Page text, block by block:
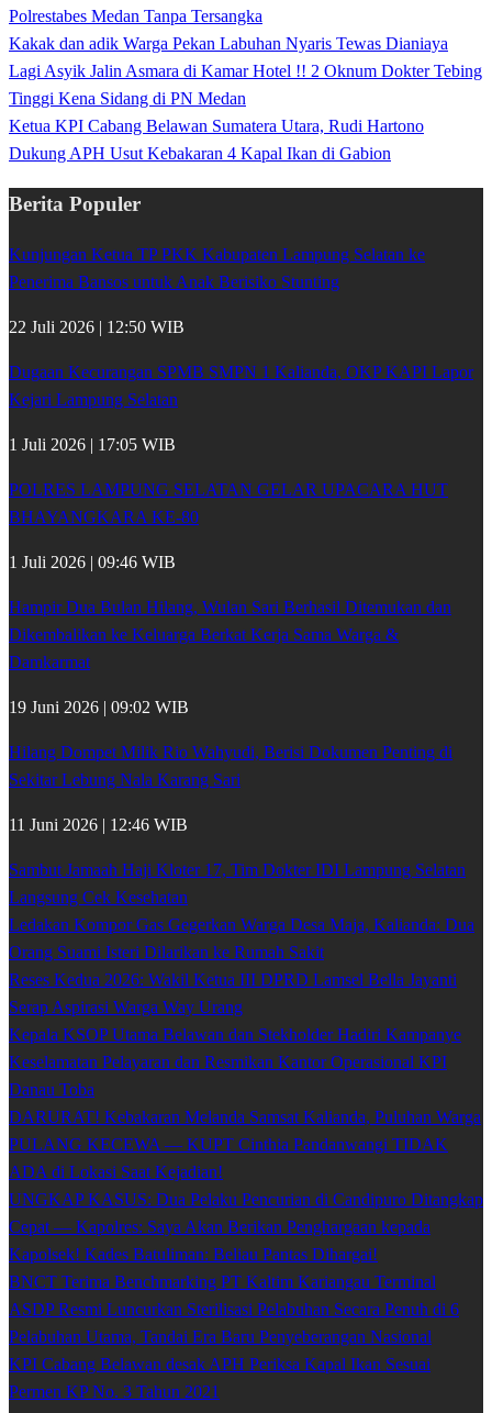
Polrestabes Medan Tanpa Tersangka
Kakak dan adik Warga Pekan Labuhan Nyaris Tewas Dianiaya
Lagi Asyik Jalin Asmara di Kamar Hotel !! 2 Oknum Dokter Tebing
Tinggi Kena Sidang di PN Medan
Ketua KPI Cabang Belawan Sumatera Utara, Rudi Hartono
Dukung APH Usut Kebakaran 4 Kapal Ikan di Gabion
Berita Populer
Kunjungan Ketua TP PKK Kabupaten Lampung Selatan ke
Penerima Bansos untuk Anak Berisiko Stunting
22 Juli 2026 | 12:50 WIB
Dugaan Kecurangan SPMB SMPN 1 Kalianda, OKP KAPI Lapor
Kejari Lampung Selatan
1 Juli 2026 | 17:05 WIB
POLRES LAMPUNG SELATAN GELAR UPACARA HUT
BHAYANGKARA KE-80
1 Juli 2026 | 09:46 WIB
Hampir Dua Bulan Hilang, Wulan Sari Berhasil Ditemukan dan
Dikembalikan ke Keluarga Berkat Kerja Sama Warga &
Damkarmat
19 Juni 2026 | 09:02 WIB
Hilang Dompet Milik Rio Wahyudi, Berisi Dokumen Penting di
Sekitar Lebung Nala Karang Sari
11 Juni 2026 | 12:46 WIB
Sambut Jamaah Haji Kloter 17, Tim Dokter IDI Lampung Selatan
Langsung Cek Kesehatan
Ledakan Kompor Gas Gegerkan Warga Desa Maja, Kalianda: Dua
Orang Suami Isteri Dilarikan ke Rumah Sakit
Reses Kedua 2026: Wakil Ketua III DPRD Lamsel Bella Jayanti
Serap Aspirasi Warga Way Urang
Kepala KSOP Utama Belawan dan Stekholder Hadiri Kampanye
Keselamatan Pelayaran dan Resmikan Kantor Operasional KPI
Danau Toba
DARURAT! Kebakaran Melanda Samsat Kalianda, Puluhan Warga
PULANG KECEWA — KUPT Cinthia Pandanwangi TIDAK
ADA di Lokasi Saat Kejadian!
UNGKAP KASUS: Dua Pelaku Pencurian di Candipuro Ditangkap
Cepat — Kapolres: Saya Akan Berikan Penghargaan kepada
Kapolsek! Kades Batuliman: Beliau Pantas Dihargai!
BNCT Terima Benchmarking PT Kaltim Kariangau Terminal
ASDP Resmi Luncurkan Sterilisasi Pelabuhan Secara Penuh di 6
Pelabuhan Utama, Tandai Era Baru Penyeberangan Nasional
KPI Cabang Belawan desak APH Periksa Kapal Ikan Sesuai
Permen KP No. 3 Tahun 2021